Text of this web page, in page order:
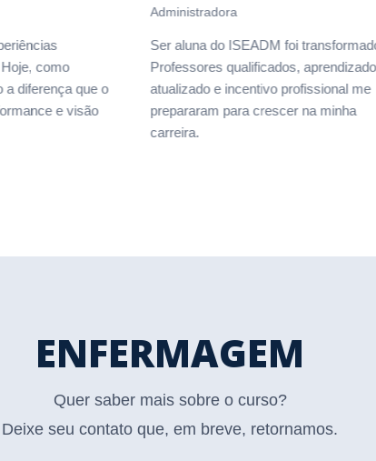
como
que o
e visão
Administradora
Ser aluna do ISEADM foi transformador!
Professores qualificados, aprendizado
atualizado e incentivo profissional me
prepararam para crescer na minha
carreira.
ENFERMAGEM
Quer saber mais sobre o curso?
Deixe seu contato que, em breve, retornamos.